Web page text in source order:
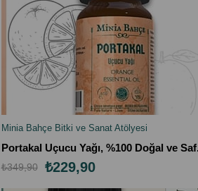
SEPETE EKLE
Minia Bahçe Bitki ve Sanat Atölyesi
₺229,90
₺349,90